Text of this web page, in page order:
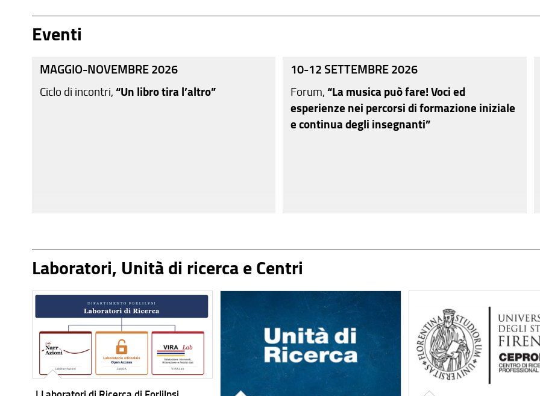
Eventi
MAGGIO-NOVEMBRE 2026
Ciclo di incontri,“Un libro tira l’altro”
10-12 SETTEMBRE 2026
Forum,“La musica può fare! Voci ed
esperienze nei percorsi di formazione iniziale
e continua degli insegnanti”
Laboratori, Unità di ricerca e Centri